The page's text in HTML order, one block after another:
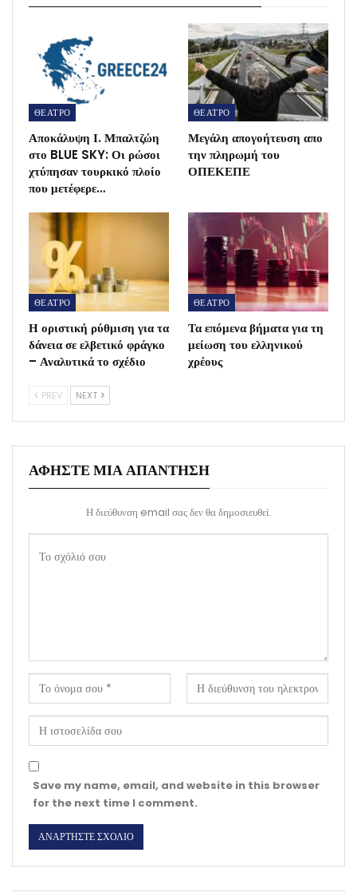
ΘΕΑΤΡΟ
Αποκάλυψη Ι. Μπαλτζώη
στο BLUE SKY: Οι ρώσοι
χτύπησαν τουρκικό πλοίο
που μετέφερε…
ΘΕΑΤΡΟ
Μεγάλη απογοήτευση απο
την πληρωμή του
ΟΠΕΚΕΠΕ
ΘΕΑΤΡΟ
Η οριστική ρύθμιση για τα
δάνεια σε ελβετικό φράγκο
– Αναλυτικά το σχέδιο
ΘΕΑΤΡΟ
Τα επόμενα βήματα για τη
μείωση του ελληνικού
χρέους
PREV NEXT
ΑΦΉΣΤΕ ΜΙΑ ΑΠΆΝΤΗΣΗ
Η διεύθυνση email σας δεν θα δημοσιευθεί.
Save my name, email, and website in this browser
for the next time I comment.